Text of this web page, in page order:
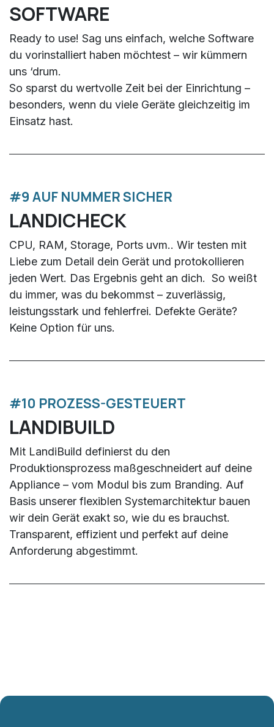
SOFTWARE
Ready to use! Sag uns einfach, welche Software
du vorinstalliert haben möchtest – wir kümmern
uns ‘drum.
So sparst du wertvolle Zeit bei der Einrichtung –
besonders, wenn du viele Geräte gleichzeitig im
Einsatz hast.​
#9 AUF NUMMER SICHER
LANDICHECK
CPU, RAM, Storage, Ports uvm.. Wir testen mit
Liebe zum Detail dein Gerät und protokollieren
jeden Wert. Das Ergebnis geht an dich. So weißt
du immer, was du bekommst – zuverlässig,
leistungsstark und fehlerfrei. Defekte Geräte?
Keine Option für uns.​
#10 PROZESS-GESTEUERT
LANDIBUILD
Mit LandiBuild definierst du den
Produktionsprozess maßgeschneidert auf deine
Appliance – vom Modul bis zum Branding. Auf
Basis unserer flexiblen Systemarchitektur bauen
wir dein Gerät exakt so, wie du es brauchst.
Transparent, effizient und perfekt auf deine
Anforderung abgestimmt. ​